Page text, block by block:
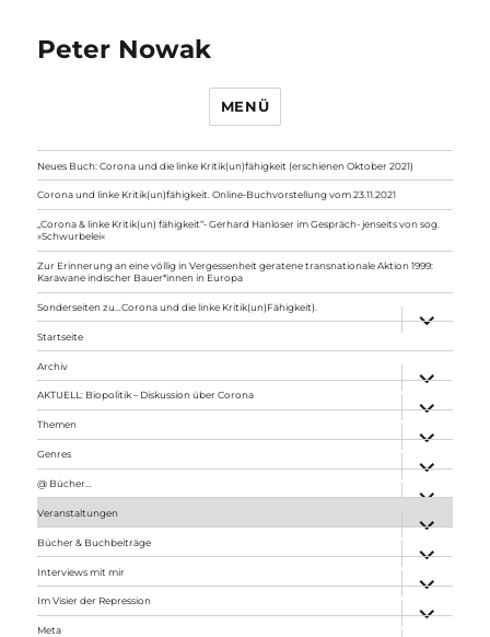
Peter Nowak
MENÜ
Neues Buch: Corona und die linke Kritik(un)fähigkeit (erschienen Oktober 2021)
Corona und linke Kritik(un)fähigkeit. Online-Buchvorstellung vom 23.11.2021
„Corona & linke Kritik(un) fähigkeit“- Gerhard Hanloser im Gespräch- jenseits von sog.
»Schwurbelei«
Zur Erinnerung an eine völlig in Vergessenheit geratene transnationale Aktion 1999:
Karawane indischer Bauer*innen in Europa
Sonderseiten zu…Corona und die linke Kritik(un)Fähigkeit).
anzeigen
Startseite
Archiv
anzeigen
AKTUELL: Biopolitik – Diskussion über Corona
anzeigen
Themen
anzeigen
Genres
anzeigen
@ Bücher…
Veranstaltungen
anzeigen
Bücher & Buchbeiträge
anzeigen
Interviews mit mir
anzeigen
Im Visier der Repression
anzeigen
Meta